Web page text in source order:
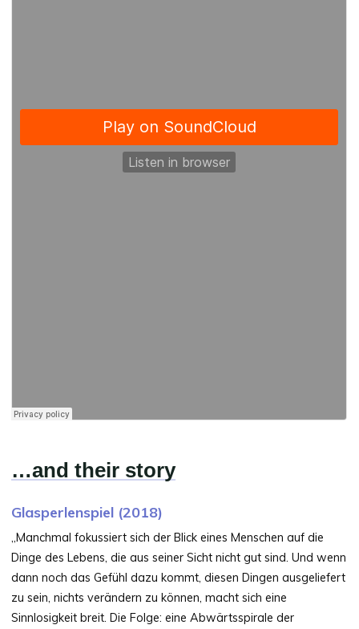
…and their story
Glasperlenspiel (2018)
„Manchmal fokussiert sich der Blick eines Menschen auf die
Dinge des Lebens, die aus seiner Sicht nicht gut sind. Und wenn
dann noch das Gefühl dazu kommt, diesen Dingen ausgeliefert
zu sein, nichts verändern zu können, macht sich eine
Sinnlosigkeit breit. Die Folge: eine Abwärtsspirale der